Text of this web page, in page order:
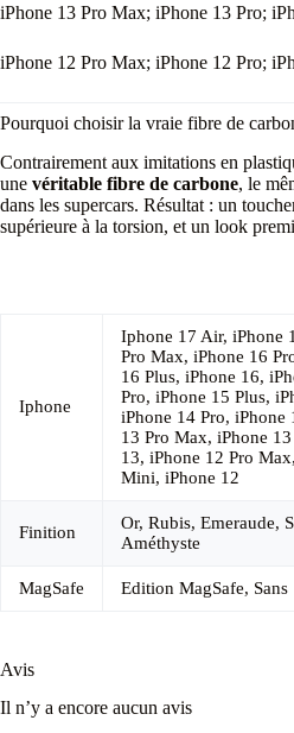
iPhone 13 Pro Max; iPhone 13 Pro;
iPhone 12 Pro Max; iPhone 12 Pro;
Pourquoi choisir la vraie fibre de
Contrairement aux imitations en
une véritable fibre de carbone, le
dans les supercars. Résultat : un
supérieure à la torsion, et un look
Iphone
Iphone 17 Air, iPhone
Pro Max, iPhone 16
16 Plus, iPhone 16,
Pro, iPhone 15 Plus,
iPhone 14 Pro, iPhone
13 Pro Max, iPhone
13, iPhone 12 Pro
Mini, iPhone 12
Finition
Or, Rubis, Emeraude,
Améthyste
MagSafe Edition MagSafe, Sans
Avis
Il n’y a encore aucun avis